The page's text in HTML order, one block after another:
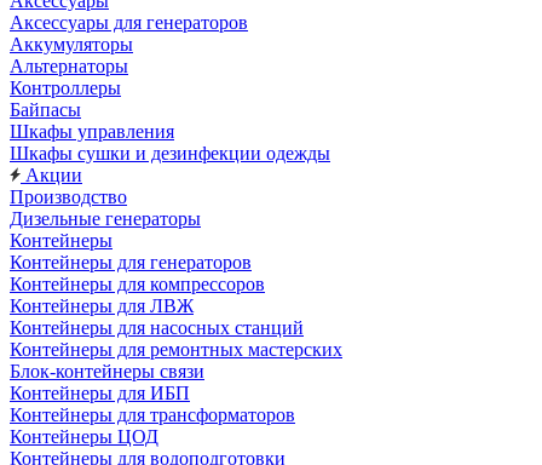
Аксессуары для генераторов
Аккумуляторы
Альтернаторы
Контроллеры
Байпасы
Шкафы управления
Шкафы сушки и дезинфекции одежды
Акции
Производство
Дизельные генераторы
Контейнеры
Контейнеры для генераторов
Контейнеры для компрессоров
Контейнеры для ЛВЖ
Контейнеры для насосных станций
Контейнеры для ремонтных мастерских
Блок-контейнеры связи
Контейнеры для ИБП
Контейнеры для трансформаторов
Контейнеры ЦОД
Контейнеры для водоподготовки